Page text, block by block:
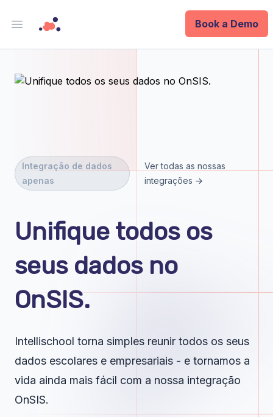
Open main menu
Book a Demo
Integrations
Company
Integração de dados
apenas
Ver todas as nossas
integrações →
Unifique todos os
seus dados no
OnSIS.
Intellischool torna simples reunir todos os seus
dados escolares e empresariais - e tornamos a
vida ainda mais fácil com a nossa integração
OnSIS.